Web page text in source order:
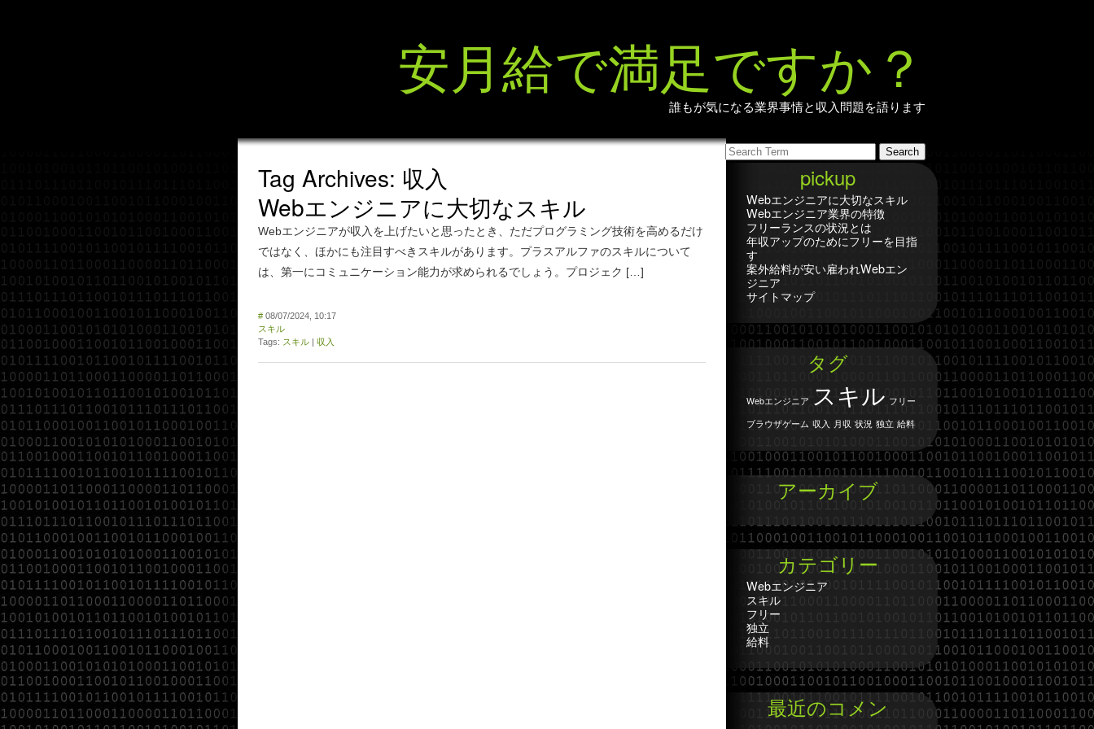
安月給で満足ですか？
誰もが気になる業界事情と収入問題を語ります
Tag Archives: 収入
Webエンジニアに大切なスキル
Webエンジニアが収入を上げたいと思ったとき、ただプログラミング技術を高めるだけ
ではなく、ほかにも注目すべきスキルがあります。プラスアルファのスキルについて
は、第一にコミュニケーション能力が求められるでしょう。プロジェク […]
# 08/07/2024, 10:17
スキル
Tags: スキル | 収入
pickup
Webエンジニアに大切なスキル
Webエンジニア業界の特徴
フリーランスの状況とは
年収アップのためにフリーを目指
す
案外給料が安い雇われWebエン
ジニア
サイトマップ
タグ
Webエンジニア スキル フリー
ブラウザゲーム 収入 月収 状況 独立 給料
アーカイブ
カテゴリー
Webエンジニア
スキル
フリー
独立
給料
最近のコメン